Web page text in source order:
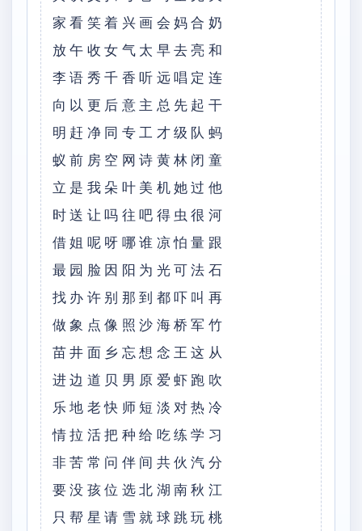
家看笑着兴画会妈合奶
放午收⼥⽓太早去亮和
李语秀千⾹听远唱定连
向以更后意主总先起⼲
明赶净同专⼯才级队蚂
蚁前房空⽹诗黄林闭童
⽴是我朵叶美机她过他
时送让吗往吧得⾍很河
借姐呢呀哪谁凉怕量跟
最园脸因阳为光可法⽯
找办许别那到都吓叫再
做象点像照沙海桥军⽵
苗井⾯乡忘想念王这从
进边道贝男原爱虾跑吹
乐地⽼快师短淡对热冷
情拉活把种给吃练学习
⾮苦常问伴间共伙汽分
要没孩位选北湖南秋江
只帮星请雪就球跳玩桃